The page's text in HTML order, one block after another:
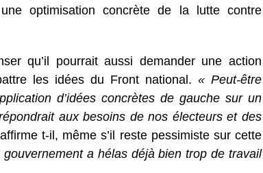
optimisation concrète de la lutte contre
qu’il pourrait aussi demander une action
les idées du Front national. « Peut-être
d’idées concrètes de gauche sur un
aux besoins de nos électeurs et des
t-il, même s’il reste pessimiste sur cette
gouvernement a hélas déjà bien trop de travail